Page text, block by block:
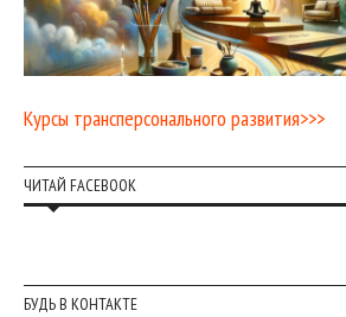
Курсы трансперсонального развития>>>
ЧИТАЙ FACEBOOK
БУДЬ В КОНТАКТЕ